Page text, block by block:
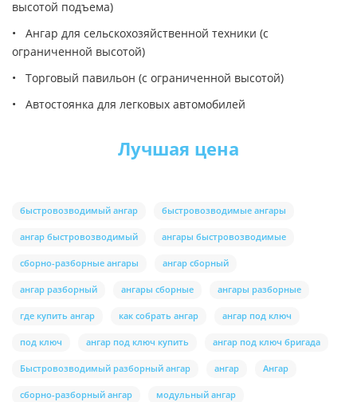
высотой подъема)
• Ангар для сельскохозяйственной техники (с
ограниченной высотой)
• Торговый павильон (с ограниченной высотой)
• Автостоянка для легковых автомобилей
Лучшая цена
быстровозводимый ангар быстровозводимые ангары
ангар быстровозводимый ангары быстровозводимые
сборно-разборные ангары ангар сборный
ангар разборный ангары сборные ангары разборные
где купить ангар как собрать ангар ангар под ключ
под ключ ангар под ключ купить ангар под ключ бригада
Быстровозводимый разборный ангар ангар Ангар
сборно-разборный ангар модульный ангар